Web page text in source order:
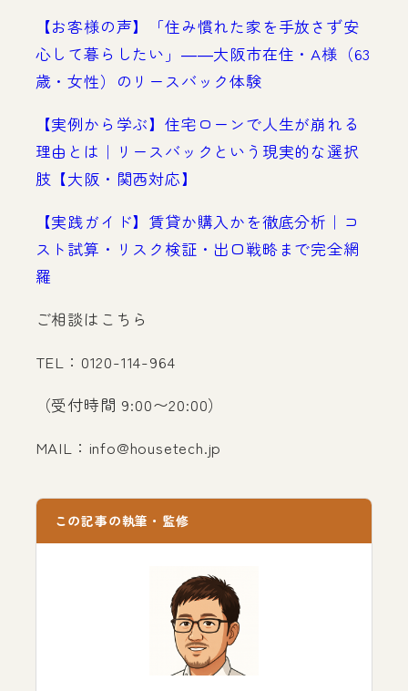
【お客様の声】「住み慣れた家を手放さず安
心して暮らしたい」――大阪市在住・A様（63
歳・女性）のリースバック体験
【実例から学ぶ】住宅ローンで人生が崩れる
理由とは｜リースバックという現実的な選択
肢【大阪・関西対応】
【実践ガイド】賃貸か購入かを徹底分析｜コ
スト試算・リスク検証・出口戦略まで完全網
羅
ご相談はこちら
TEL：0120-114-964
（受付時間 9:00〜20:00）
MAIL： info@housetech.jp
この記事の執筆・監修